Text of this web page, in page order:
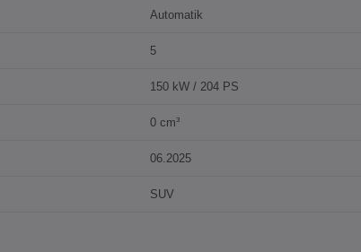
Automatik
5
150 kW / 204 PS
0 cm³
06.2025
SUV